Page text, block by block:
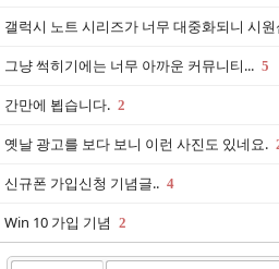
갤럭시 노트 시리즈가 너무 대중화되니 시원
그냥 썩히기에는 너무 아까운 커뮤니티... 5
간만에 뵙습니다. 2
옛날 광고를 보다 보니 이런 사진도 있네요.
신규폰 가입신청 기념글.. 4
Win 10 가입 기념 2